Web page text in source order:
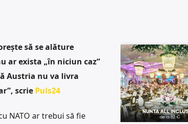
să se alăture
ar exista „în niciun caz”
Austria nu va livra
scrie Puls24
NATO ar trebui să fie